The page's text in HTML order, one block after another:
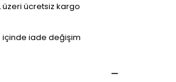
üzeri ücretsiz kargo
içinde iade değişim